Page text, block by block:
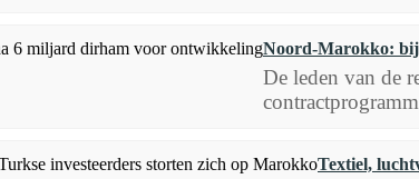
Noord-Marokko:
De leden van de
Textiel,